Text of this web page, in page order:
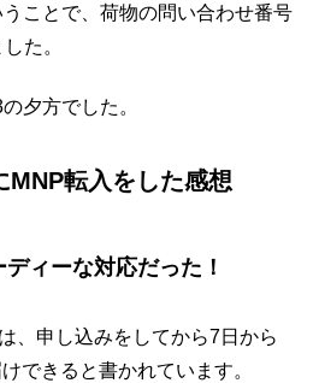
ことで、荷物の問い合わせ番号
た。
夕方でした。
MNP転入をした感想
ィーな対応だった！
、申し込みをしてから7日から
できると書かれています。